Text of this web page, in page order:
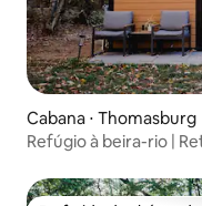
Cabana ⋅ Thomasburg
Refúgio à beira-rio |